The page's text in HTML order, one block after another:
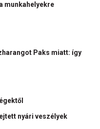
munkahelyekre
Paks miatt: így
nyári veszélyek